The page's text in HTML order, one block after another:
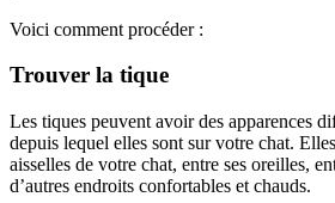
Voici comment procéder :
Trouver la tique
Les tiques peuvent avoir des apparences
depuis lequel elles sont sur votre chat.
aisselles de votre chat, entre ses oreilles,
d’autres endroits confortables et chauds.